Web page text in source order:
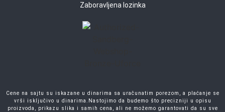
Zaboravljena lozinka
Cene na sajtu su iskazane u dinarima sa uračunatim porezom, a plaćanje se
vrši isključivo u dinarima.Nastojimo da budemo što precizniji u opisu
proizvoda, prikazu slika i samih cena, ali ne možemo garantovati da su sve